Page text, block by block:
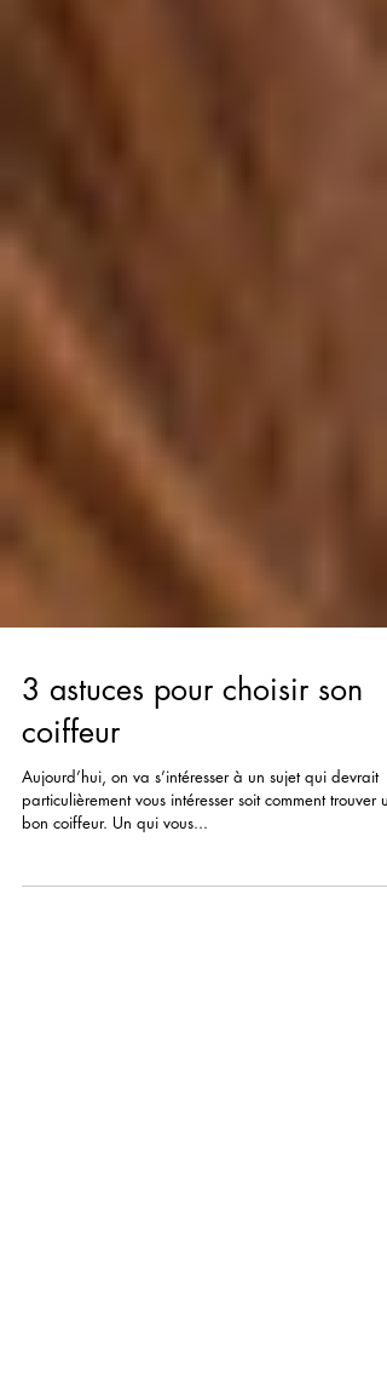
3 astuces pour choisir son
coiffeur
Aujourd’hui, on va s’intéresser à un sujet qui devrait